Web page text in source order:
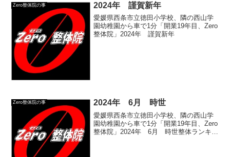
Zero整体院の事 2024年 謹賀新年
愛媛県西条市立徳田小学校、隣の西山学
園幼稚園から車で1分「開業19年目、Zero
整体院」2024年 謹賀新年
Zero整体院の事 2024年 6月 時世
愛媛県西条市立徳田小学校、隣の西山学
園幼稚園から車で1分「開業19年目、Zero
整体院」2024年 6月 時世整体ランキン